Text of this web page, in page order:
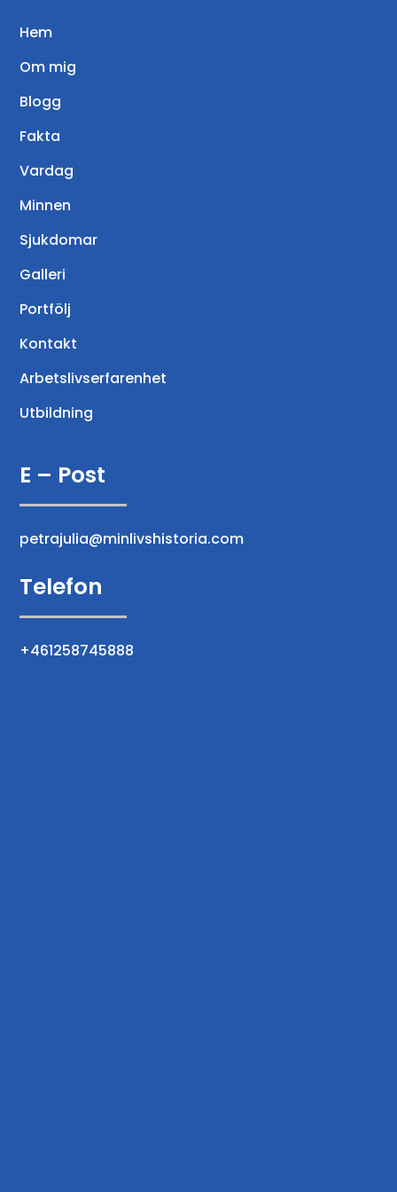
Hem
Om mig
Blogg
Fakta
Vardag
Minnen
Sjukdomar
Galleri
Portfölj
Kontakt
Arbetslivserfarenhet
Utbildning
E – Post
petrajulia@minlivshistoria.com
Telefon
+461258745888